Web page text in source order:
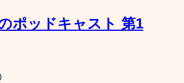
ポッドキャスト 第1